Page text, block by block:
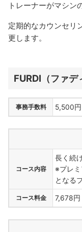
トレーナーがマシン
定期的なカウンセリ
更します。
FURDI（ファデ
事務手数料 5,500円
コース内容
長く続
※プレミ
となる
コース料金 7,678円